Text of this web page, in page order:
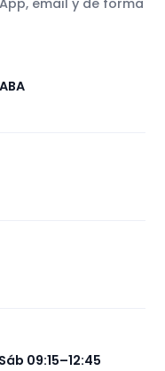
09:15–12:45